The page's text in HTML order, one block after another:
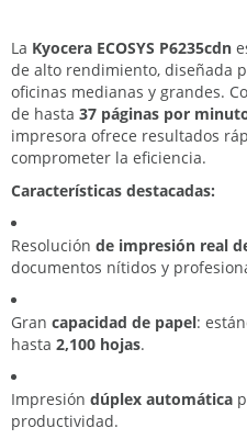
La Kyocera ECOSYS P6235cdn
de alto rendimiento, diseñada
oficinas medianas y grandes.
de hasta 37 páginas por
impresora ofrece resultados
comprometer la eficiencia.
Características destacadas:
Resolución de impresión real
documentos nítidos y
Gran capacidad de papel:
hasta 2,100 hojas.
Impresión dúplex automática
productividad.